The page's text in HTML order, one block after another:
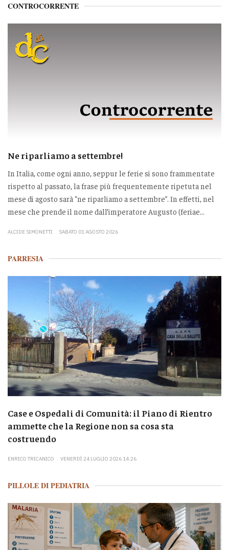
CONTROCORRENTE
Ne riparliamo a settembre!
In Italia, come ogni anno, seppur le ferie si sono frammentate
rispetto al passato, la frase più frequentemente ripetuta nel
mese di agosto sarà “ne riparliamo a settembre”. In effetti, nel
mese che prende il nome dall’imperatore Augusto (feriae...
ALCIDE SIMONETTI SABATO 01 AGOSTO 2026
PARRESIA
Case e Ospedali di Comunità: il Piano di Rientro
ammette che la Regione non sa cosa sta
costruendo
ENRICO TRICANICO VENERDÌ 24 LUGLIO 2026 14:26
PILLOLE DI PEDIATRIA